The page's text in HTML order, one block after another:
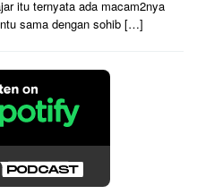
itu ternyata ada macam2nya
sama dengan sohib […]